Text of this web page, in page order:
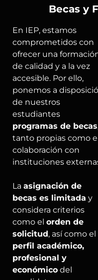
Becas y
En IEP, estamos
comprometidos con
ofrecer una
de calidad y a la vez
accesible. Por ello,
ponemos a
de nuestros
estudiantes
programas de becas
tanto propias como
colaboración con
instituciones
La asignación de
becas es limitada y
considera criterios
como el orden de
solicitud, así como el
perfil académico,
profesional y
económico del